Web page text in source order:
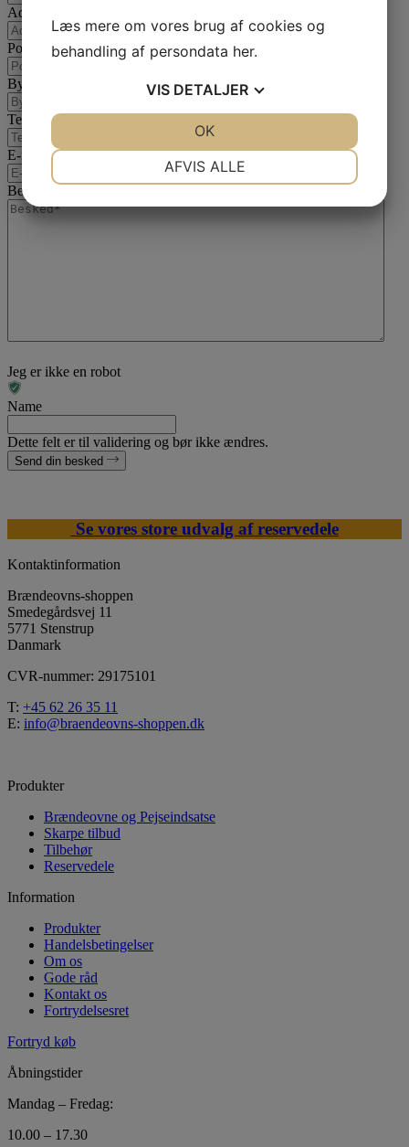
Adresse
Postnummer
By
Telefon
E-mail *
Besked
Jeg er ikke en robot
Name
Dette felt er til validering og bør ikke ændres.
Send din besked
Se vores store udvalg af reservedele
Kontaktinformation
Brændeovns-shoppen
Smedegårdsvej 11
5771 Stenstrup
Danmark
CVR-nummer: 29175101
T: +45 62 26 35 11
E: info@braendeovns-shoppen.dk
Produkter
Brændeovne og Pejseindsatse
Skarpe tilbud
Tilbehør
Reservedele
Information
Produkter
Handelsbetingelser
Om os
Gode råd
Kontakt os
Fortrydelsesret
Fortryd køb
Åbningstider
Mandag – Fredag:
10.00 – 17.30
Læs mere om vores brug af cookies og
behandling af persondata her.
VIS DETALJER
AFVIS ALLE
OK